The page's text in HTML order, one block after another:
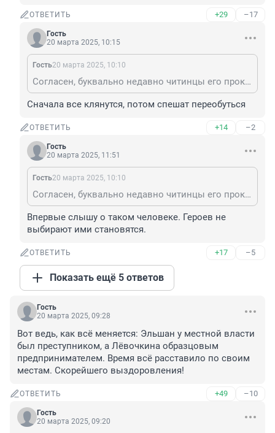
ОТВЕТИТЬ +29 –17
Гость
20 марта 2025, 10:15
Гость20 марта 2025, 10:10
Согласен, буквально недавно читинцы его проклинали, власти ничего с ним сделать не могли, а он наплевал на всех, а сейчас герой, хороший парень. Вот так, вы забайкальцы, будете сидеть на дне, критиковать власти с дивана, но сами вы испуганная кучка, которая быстро перекрашивается
Сначала все клянутся, потом спешат переобуться
ОТВЕТИТЬ +14 –2
Гость
20 марта 2025, 11:51
Гость20 марта 2025, 10:10
Согласен, буквально недавно читинцы его проклинали, власти ничего с ним сделать не могли, а он наплевал на всех, а сейчас герой, хороший парень. Вот так, вы забайкальцы, будете сидеть на дне, критиковать власти с дивана, но сами вы испуганная кучка, которая быстро перекрашивается
Впервые слышу о таком человеке. Героев не
выбирают ими становятся.
ОТВЕТИТЬ +17 –5
Показать ещё 5 ответов
Гость
20 марта 2025, 09:28
Вот ведь, как всё меняется: Эльшан у местной власти
был преступником, а Лёвочкина образцовым
предпринимателем. Время всё расставило по своим
местам. Скорейшего выздоровления!
ОТВЕТИТЬ +49 –10
Гость
20 марта 2025, 09:20